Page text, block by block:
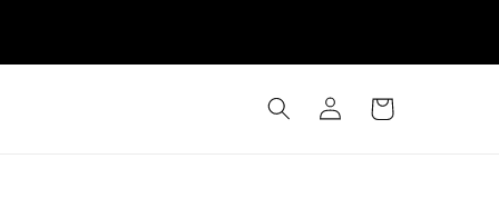
Iniciar
sessão
Carrinho